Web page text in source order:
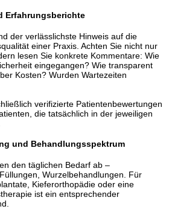
Erfahrungsberichte
der verlässlichste Hinweis auf die
einer Praxis. Achten Sie nicht nur
lesen Sie konkrete Kommentare: Wie
eingegangen? Wie transparent
Kosten? Wurden Wartezeiten
verifizierte Patientenbewertungen
die tatsächlich in der jeweiligen
und Behandlungsspektrum
den täglichen Bedarf ab –
Wurzelbehandlungen. Für
Kieferorthopädie oder eine
ist ein entsprechender